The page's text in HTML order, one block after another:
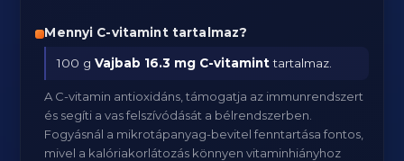
Mennyi C-vitamint tartalmaz?
100 gVajbab 16.3 mg C-vitaminttartalmaz.
A C-vitamin antioxidáns, támogatja az immunrendszert
és segíti a vas felszívódását a bélrendszerben.
Fogyásnál a mikrotápanyag-bevitel fenntartása fontos,
mivel a kalóriakorlátozás könnyen vitaminhiányhoz